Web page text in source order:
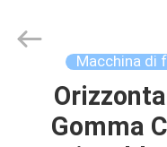
CASA
Running
Machine
Macchina di
Gomma